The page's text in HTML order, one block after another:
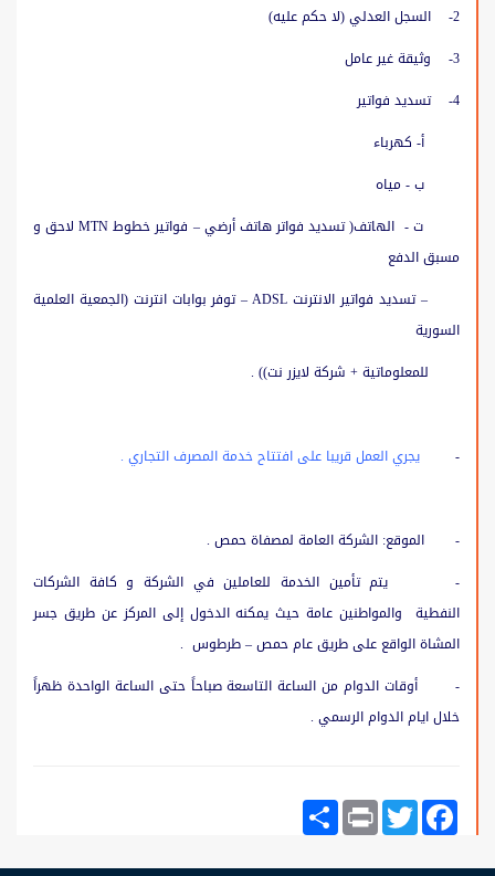
2- السجل العدلي (لا حكم عليه)
3- وثيقة غير عامل
4- تسديد فواتير
أ- كهرباء
ب - مياه
ت - الهاتف( تسديد فواتر هاتف أرضي – فواتير خطوط MTN لاحق و
مسبق الدفع
– تسديد فواتير الانترنت ADSL – توفر بوابات انترنت (الجمعية العلمية
السورية
للمعلوماتية + شركة لايزر نت)) .
- يجري العمل قريبا على افتتاح خدمة المصرف التجاري .
- الموقع: الشركة العامة لمصفاة حمص .
- يتم تأمين الخدمة للعاملين في الشركة و كافة الشركات
النفطية والمواطنين عامة حيث يمكنه الدخول إلى المركز عن طريق جسر
المشاة الواقع على طريق عام حمص – طرطوس .
- أوقات الدوام من الساعة التاسعة صباحاً حتى الساعة الواحدة ظهراً
خلال ايام الدوام الرسمي .
SharePrintTwitter
Facebook